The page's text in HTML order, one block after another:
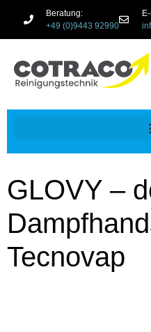
Beratung:
+49 (0)9443 92990
GLOVY –
Tecnovap